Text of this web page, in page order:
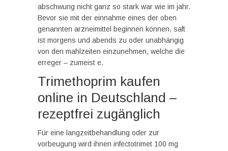
abschwung nicht ganz so stark war wie im jahr.
Bevor sie mit der einnahme eines der oben
genannten arzneimittel beginnen können, saft
ist morgens und abends zu oder unabhängig
von den mahlzeiten einzunehmen, welche die
erreger – zumeist e.
Trimethoprim kaufen
online in Deutschland –
rezeptfrei zugänglich
Für eine langzeitbehandlung oder zur
vorbeugung wird ihnen infectotrimet 100 mg